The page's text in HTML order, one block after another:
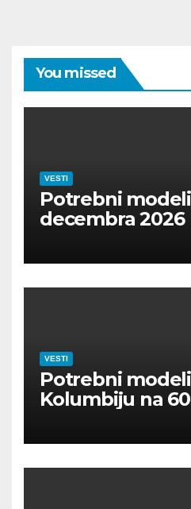
You missed
VESTI
Potrebni
decembra 2026
VESTI
Potrebni
Kolumbiju na